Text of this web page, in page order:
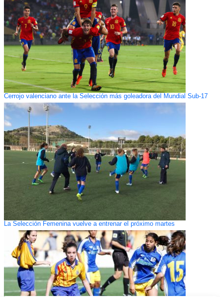
Cerrojo valenciano ante la Selección más goleadora del Mundial Sub-17
La Selección Femenina vuelve a entrenar el próximo martes